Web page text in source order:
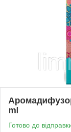
ml
Готово до